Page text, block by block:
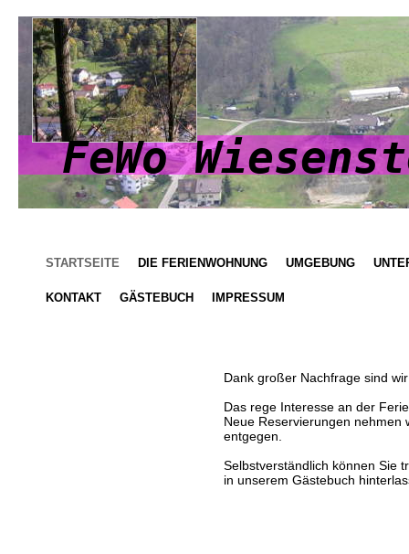
FeWo
STARTSEITE DIE FERIENWOHNUNG UMGEBUNG
KONTAKT GÄSTEBUCH IMPRESSUM
Dank großer Nachfrage sind
Das rege Interesse an der
Neue Reservierungen nehmen
entgegen.
Selbstverständlich können Sie
in unserem Gästebuch